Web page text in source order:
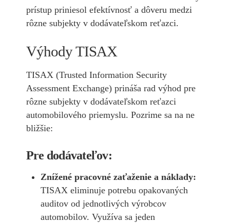
prístup priniesol efektívnosť a dôveru medzi
rôzne subjekty v dodávateľskom reťazci.
Výhody TISAX
TISAX (Trusted Information Security
Assessment Exchange) prináša rad výhod pre
rôzne subjekty v dodávateľskom reťazci
automobilového priemyslu. Pozrime sa na ne
bližšie:
Pre dodávateľov:
Znížené pracovné zaťaženie a náklady:
TISAX eliminuje potrebu opakovaných
auditov od jednotlivých výrobcov
automobilov. Využíva sa jeden